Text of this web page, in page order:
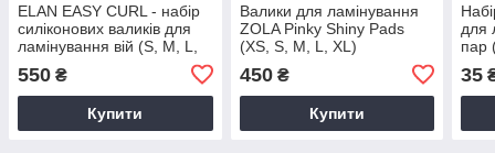
ELAN EASY CURL - набір
силіконових валиків для
ламінування вій (S, M, L,
550 ₴
Купити
Валики для ламінування
ZOLA Pinky Shiny Pads
(XS, S, M, L, XL)
450₴
Купити
для
пар
35